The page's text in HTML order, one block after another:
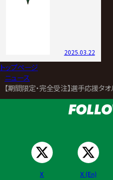
2025.03.22
トップページ
ニュース
【期間限定・完全受注】選手応援タ
X X (En)